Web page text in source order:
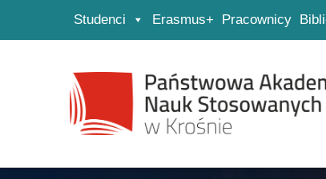
Strona główna
Przejdź do wyszukiwarki
Przejdź do menu głównego
Studenci Erasmus+ Pracownicy